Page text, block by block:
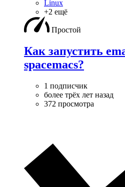
Linux
+2 ещё
Простой
Как запустить
spacemacs?
1 подписчик
более трёх лет назад
372 просмотра